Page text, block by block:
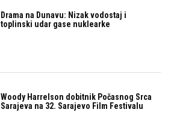
Drama na Dunavu: Nizak vodostaj i
toplinski udar gase nuklearke
Woody Harrelson dobitnik Počasnog Srca
Sarajeva na 32. Sarajevo Film Festivalu